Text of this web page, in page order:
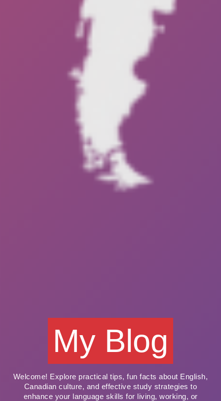
My Blog
Welcome! Explore practical tips, fun facts about English,
Canadian culture, and effective study strategies to
enhance your language skills for living, working, or